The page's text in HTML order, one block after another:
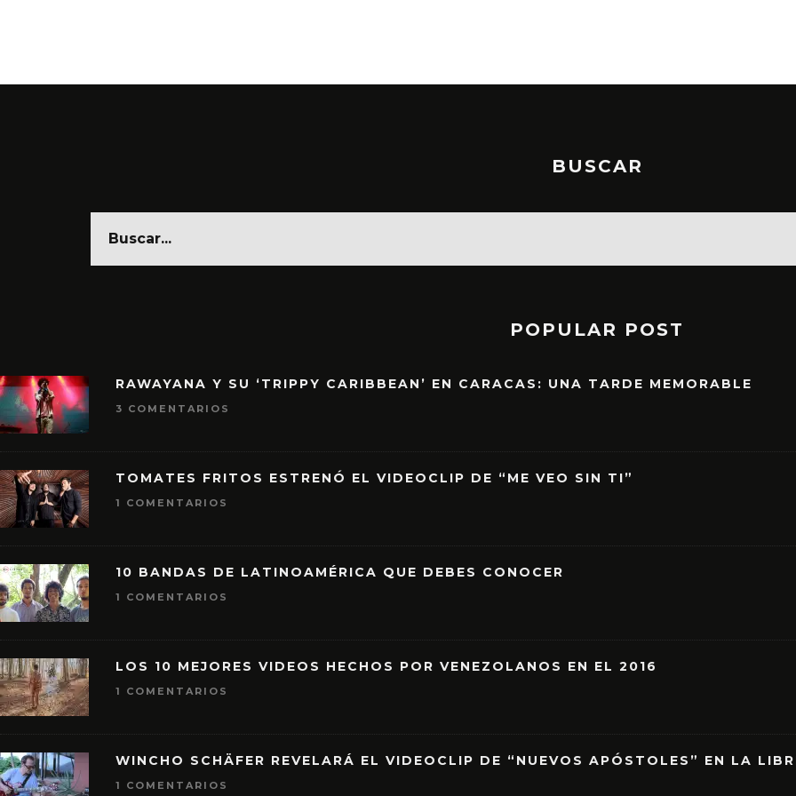
BUSCAR
POPULAR POST
RAWAYANA Y SU ‘TRIPPY CARIBBEAN’ EN CARACAS: UNA TARDE MEMORABLE
3 COMENTARIOS
TOMATES FRITOS ESTRENÓ EL VIDEOCLIP DE “ME VEO SIN TI”
1 COMENTARIOS
10 BANDAS DE LATINOAMÉRICA QUE DEBES CONOCER
1 COMENTARIOS
LOS 10 MEJORES VIDEOS HECHOS POR VENEZOLANOS EN EL 2016
1 COMENTARIOS
WINCHO SCHÄFER REVELARÁ EL VIDEOCLIP DE “NUEVOS APÓSTOLES” EN LA
1 COMENTARIOS